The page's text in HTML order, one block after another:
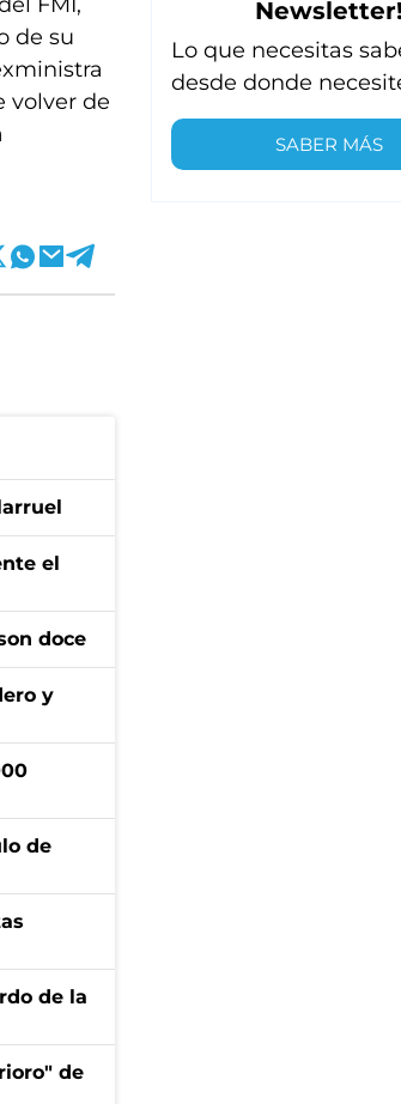
de su
volver de
el
doce
y
de
de la
de
Newsletter!
Lo que necesitas
desde donde
SABER MÁS